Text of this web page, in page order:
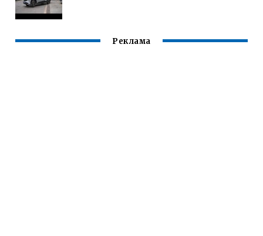
Реклама